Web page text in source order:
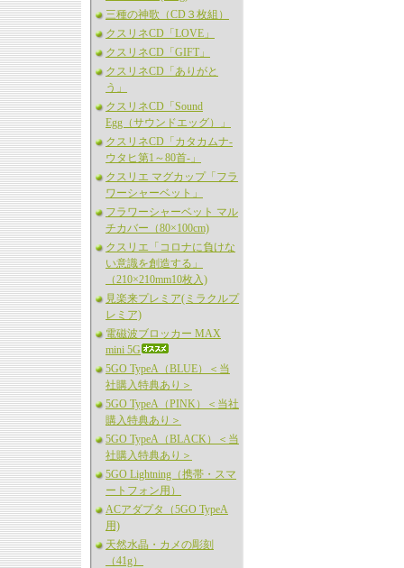
三種の神歌（CD３枚組）
クスリネCD「LOVE」
クスリネCD「GIFT」
クスリネCD「ありがと
う」
クスリネCD「Sound
Egg（サウンドエッグ）」
クスリネCD「カタカムナ-
ウタヒ第1～80首-」
クスリエ マグカップ「フラ
ワーシャーベット」
フラワーシャーベット マル
チカバー（80×100cm)
クスリエ「コロナに負けな
い意識を創造する」
（210×210mm10枚入)
見楽来プレミア(ミラクルプ
レミア)
電磁波ブロッカー MAX
mini 5G
5GO TypeA（BLUE）＜当
社購入特典あり＞
5GO TypeA（PINK）＜当社
購入特典あり＞
5GO TypeA（BLACK）＜当
社購入特典あり＞
5GO Lightning（携帯・スマ
ートフォン用）
ACアダプタ（5GO TypeA
用)
天然水晶・カメの彫刻
（41g）